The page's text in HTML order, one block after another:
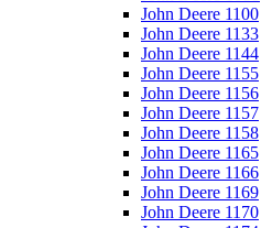
John Deere 1100
John Deere 1133
John Deere 1144
John Deere 1155
John Deere 1156
John Deere 1157
John Deere 1158
John Deere 1165
John Deere 1166
John Deere 1169
John Deere 1170